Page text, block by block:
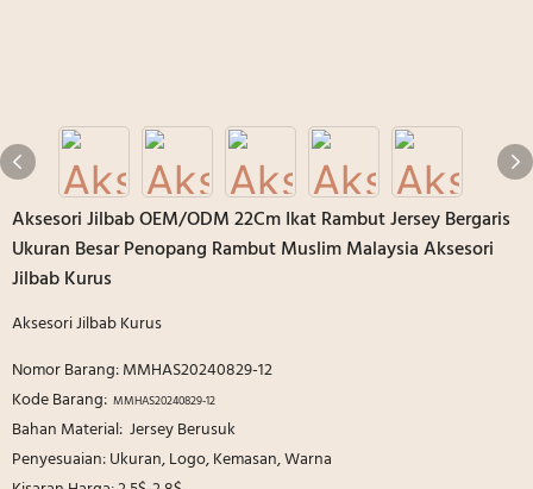
Aksesori Jilbab OEM/ODM 22Cm Ikat Rambut Jersey Bergaris
Ukuran Besar Penopang Rambut Muslim Malaysia Aksesori
Jilbab Kurus
Aksesori Jilbab Kurus
Nomor Barang: MMHAS20240829-12
Kode Barang: MMHAS20240829-12
Bahan Material: Jersey Berusuk
Penyesuaian: Ukuran, Logo, Kemasan, Warna